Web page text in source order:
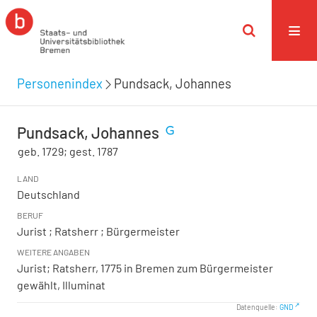
Personenindex Pundsack, Johannes
Pundsack, Johannes
geb. 1729; gest. 1787
LAND
Deutschland
BERUF
Jurist ; Ratsherr ; Bürgermeister
WEITERE ANGABEN
Jurist; Ratsherr, 1775 in Bremen zum Bürgermeister
gewählt, Illuminat
Datenquelle: GND